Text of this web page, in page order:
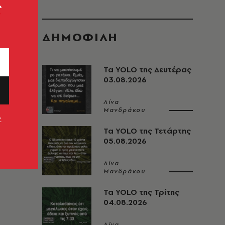
ΔΗΜΟΦΙΛΗ
Τα YOLO της Δευτέρας
03.08.2026
Λίνα
Μανδράκου
Τα YOLO της Τετάρτης
05.08.2026
Λίνα
Μανδράκου
Τα YOLO της Τρίτης
04.08.2026